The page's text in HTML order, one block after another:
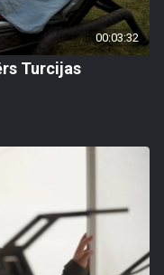
00:03:32
Turcijas